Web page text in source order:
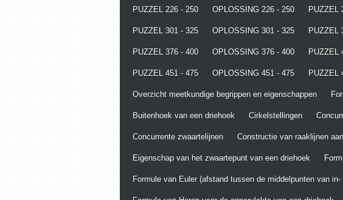
PUZZEL 226 - 250 OPLOSSING 226 - 250 PUZZEL
PUZZEL 301 - 325 OPLOSSING 301 - 325 PUZZEL
PUZZEL 376 - 400 OPLOSSING 376 - 400 PUZZEL
PUZZEL 451 - 475 OPLOSSING 451 - 475 PUZZEL
Overzicht meetkundige begrippen en eigenschappen
Buitenhoek van een driehoek Cirkelstellingen
Concurrente zwaartelijnen Constructie van raaklijnen
Eigenschap van het zwaartepunt van een driehoek
Formule van Euler (afstand tussen de middelpunten van